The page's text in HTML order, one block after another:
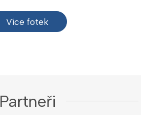
Více fotek
Partneři